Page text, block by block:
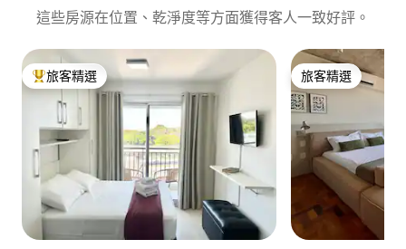
這些房源在位置、乾淨度等方面獲得客人一致好評。
旅客精選榜首
旅客精選 旅客精選
旅客精選